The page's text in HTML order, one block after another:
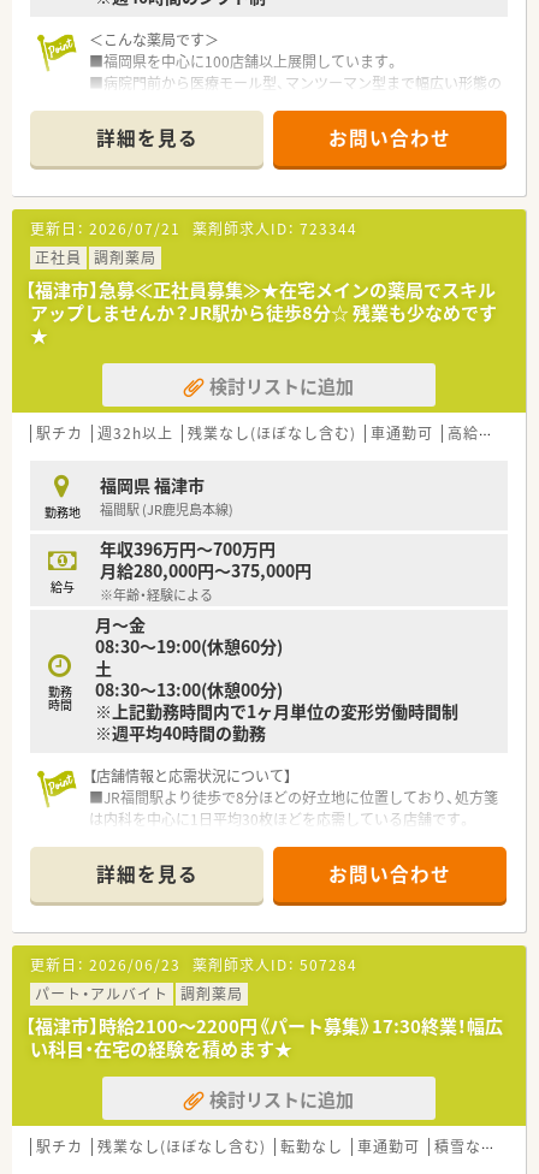
＜こんな薬局です＞
■福岡県を中心に100店舗以上展開しています。
■病院門前から医療モール型、マンツーマン型まで幅広い形態の
舗でOTCの取り扱いがあるため、調剤だけではなくOTCも経験で
きる環境です。
■処方箋枚数に対して20枚/人程度の人数体制を維持しておりま
す。
■服薬履歴を全店オンライン共有し、自宅近く以外でも飲み合わ
せ・重複チェックができる体制を整えています。
■会社の収益が高ければ、社員の皆さんに給与として還元をして
おり、頑張りに応じて評価頂ける会社です。
＜店舗情報＞
■店舗内は優しい方が多く、良い雰囲気です。
■子育てにも理解があり、両立しやすい店舗です。
■福岡市近郊で貴重な車通勤が可能な求人です。
■お客様の満足度をあげるには社員の満足度を上げるしかない
と考えており、社員のワークライフバランスを真剣に考え従業員
が働きやすい環境作りに取り組んでいます。
■出産・育児休暇の取得率が高く、常時30～40名が育児に専念し
ており復帰率が非常に高いです。（2022年6月時点）
■正社員の就業時間は、週40時間の月単位の変形労働時間制。長
時間になりがちな医療業界で「全社員残業ゼロ（繁忙期除く）」を
目指しております。
■九州ではめずらしい完全週休2日制の薬局で年間休日115日ご
ざいます。プライベートの充実が仕事の質につながるという観
点で、「従業員満足がお客様満足につながる」という理念の根幹
であり、長年従業員から愛される秘訣です。
ハートクロス休暇(長期有給消化制度)や育休・産休取得率が高
＜充実の研修制度＞
■必須研修やアドバンス研修、マネジメント研修などご自身の
ーション、漢方やがん専門薬剤師など、様々なキャリア構築に向
けた研修内容を取り揃えています。
■実務経験が無い方やブランクがある方も安心できる教育プロ
グラムがあるので安心してスキルアップ出来ます。
■社員教育に関しては、基本研修から興味ある分野を学べるテー
マ別研修があり、その他年次や役職に合わせた研修が充実してい
ます。
■がん専門薬剤師は、九州がんセンターと九州大学病院と提携を
しており、症例集めなどは可能です。
■自社開発の150コンテンツある動画は自宅でも視聴可能なよ
うに1社員1IDが付与されています。
■e‐learningは会社負担で受ける事ができ、認定薬剤師資格の
取得も可能です。
詳細を見る お問い合わせ
更新日： 2026/07/21 薬剤師求人ID： 723344
正社員
調剤薬局
【福津市】急募≪正社員募集≫★在宅メインの薬局でスキル
アップしませんか？JR駅から徒歩8分☆ 残業も少なめです
★
検討リストに追加
駅チカ 週32h以上 残業なし(ほぼなし含む) 車通勤可 高給与(600万円以上)
勤務地
福岡県 福津市
福間駅 (JR鹿児島本線)
給与
年収396万円～700万円
月給280,000円～375,000円
※年齢・経験による
勤務
時間
月～金
08:30～19:00(休憩60分)
土
08:30～13:00(休憩00分)
※上記勤務時間内で1ヶ月単位の変形労働時間制
※週平均40時間の勤務
【店舗情報と応需状況について】
■JR福間駅より徒歩で8分ほどの好立地に位置しており、処方箋
は内科を中心に1日平均30枚ほどを応需している店舗です。
来だけでなく地域医療に深く貢献できる体制が整っています。
■薬剤師は正社員3名に加えて事務職も正社員が2名在籍してお
り、透析の処方日には3名体制以上で手厚く対応しています。
【法人特徴について】
■特定の地域を中心に医療モール型薬局を60店舗以上展開して
おり、昨年末からは大手医療グループの傘下となりました。
■M&Aに頼らずクリニックの開業支援を通じた新規出店を続け
ており、地域インフラとして安定した経営基盤を築いています。
■薬剤師が対人業務に集中できるよう最新設備の導入を推進し
ており、地域の街づくりに貢献することを企業理念としていま
【こんな方にオススメ】
詳細を見る お問い合わせ
更新日： 2026/06/23 薬剤師求人ID： 507284
パート・アルバイト
調剤薬局
【福津市】時給2100～2200円《パート募集》17:30終業！幅広
い科目・在宅の経験を積めます★
検討リストに追加
駅チカ 残業なし(ほぼなし含む) 転勤なし 車通勤可 積雪なし